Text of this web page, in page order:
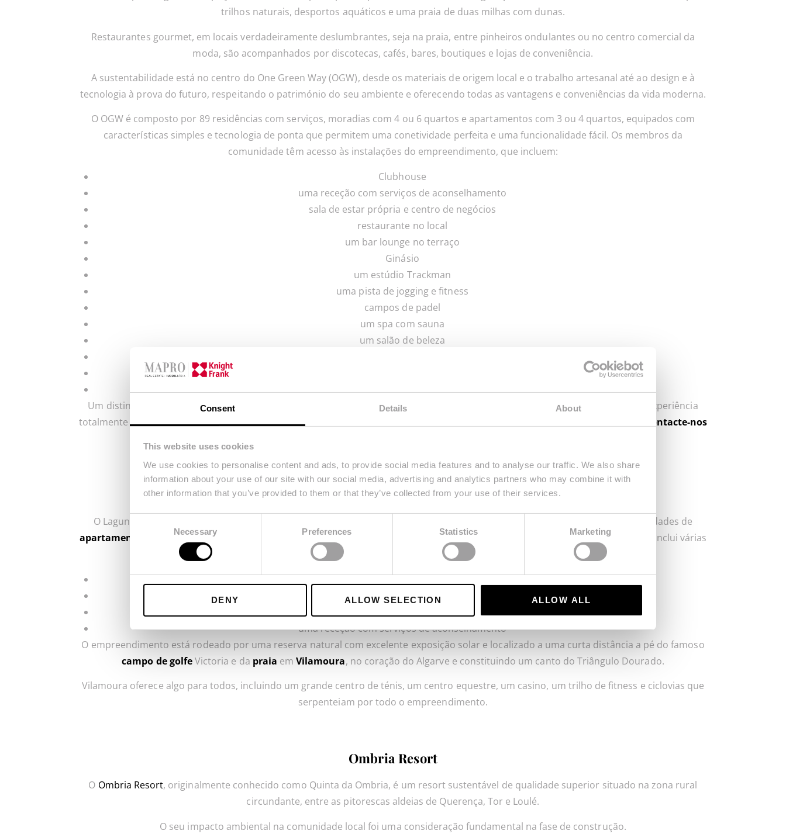
Consent Details About
This website uses cookies
We use cookies to personalise content and ads, to provide social media features and to analyse our traffic. We also share
information about your use of our site with our social media, advertising and analytics partners who may combine it with
other information that you’ve provided to them or that they’ve collected from your use of their services.
Selection
Necessary Preferences Statistics Marketing
DENY ALLOW SELECTION ALLOW ALL
trilhos naturais, desportos aquáticos e uma praia de duas milhas com dunas.
Restaurantes gourmet, em locais verdadeiramente deslumbrantes, seja na praia, entre pinheiros ondulantes ou no centro comercial da
moda, são acompanhados por discotecas, cafés, bares, boutiques e lojas de conveniência.
A sustentabilidade está no centro do One Green Way (OGW), desde os materiais de origem local e o trabalho artesanal até ao design e à
tecnologia à prova do futuro, respeitando o património do seu ambiente e oferecendo todas as vantagens e conveniências da vida moderna.
O OGW é composto por 89 residências com serviços, moradias com 4 ou 6 quartos e apartamentos com 3 ou 4 quartos, equipados com
características simples e tecnologia de ponta que permitem uma conetividade perfeita e uma funcionalidade fácil. Os membros da
comunidade têm acesso às instalações do empreendimento, que incluem:
Clubhouse
uma receção com serviços de aconselhamento
sala de estar própria e centro de negócios
restaurante no local
um bar lounge no terraço
Ginásio
um estúdio Trackman
uma pista de jogging e fitness
campos de padel
um spa com sauna
um salão de beleza
um espaço infantil
Um distinto conjunto internacional de arquitectos, designers e líderes empresariais de renome mundial unem-se para criar a experiência
totalmente integrada de uma vida iluminada. Para mais informações sobre a aquisição de uma propriedade no OGW, por favor
contacte-nos
Laguna Resort
O Laguna Resort é um complexo turístico num condomínio privado com acesso restrito à residência. O complexo inclui 24 unidades de
apartamentos
de 1 a 3 quartos e 13
em banda, todas elas totalmente mobiladas, equipadas e equipadas. O complexo inclui várias
instalações, tais como:
uma piscina comum
um café
um clube infantil e um parque infantil
uma receção com serviços de aconselhamento
O empreendimento está rodeado por uma reserva natural com excelente exposição solar e localizado a uma curta distância a pé do famoso
campo de golfeVictoria e da praia emVilamoura, no coração do Algarve e constituindo um canto do Triângulo Dourado.
Vilamoura oferece algo para todos, incluindo um grande centro de ténis, um centro equestre, um casino, um trilho de fitness e ciclovias que
serpenteiam por todo o empreendimento.
Ombria Resort
O Ombria Resort, originalmente conhecido como Quinta da Ombria, é um resort sustentável de qualidade superior situado na zona rural
circundante, entre as pitorescas aldeias de Querença, Tor e Loulé.
O seu impacto ambiental na comunidade local foi uma consideração fundamental na fase de construção.